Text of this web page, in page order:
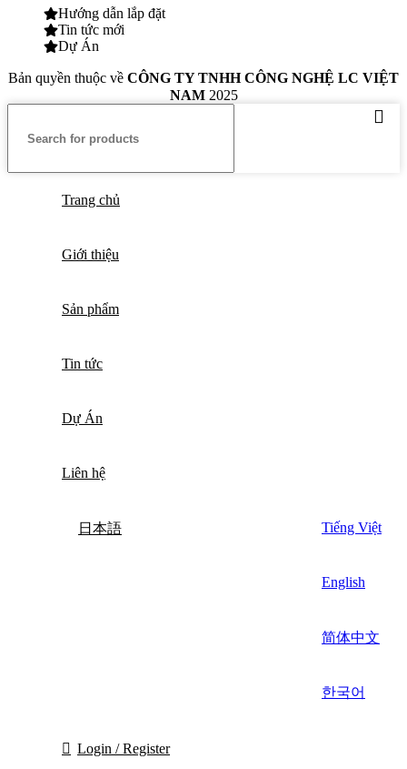
Hướng dẫn lắp đặt
Tin tức mới
Dự Án
Bản quyền thuộc về CÔNG TY TNHH CÔNG NGHỆ LC VIỆT
NAM 2025
Trang chủ
Giới thiệu
Sản phẩm
Tin tức
Dự Án
Liên hệ
日本語 Tiếng Việt
English
简体中文
한국어
Login / Register